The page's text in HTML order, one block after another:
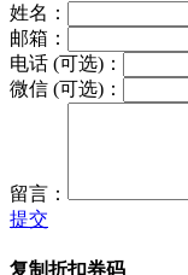
姓名：
邮箱：
电话 (可选)：
微信 (可选)：
留言：
提交
复制折扣券码